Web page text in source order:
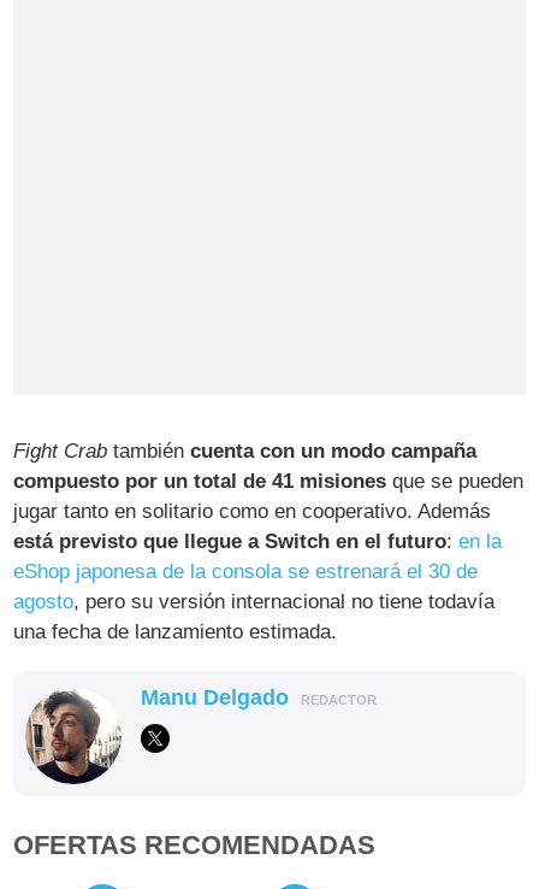
Fight Crab tambiéncuenta con un modo campaña
compuesto por un total de 41 misiones que se pueden
jugar tanto en solitario como en cooperativo. Además
está previsto que llegue a Switch en el futuro:en la
eShop japonesa de la consola se estrenará el 30 de
agosto, pero su versión internacional no tiene todavía
una fecha de lanzamiento estimada.
Manu Delgado REDACTOR
OFERTAS RECOMENDADAS